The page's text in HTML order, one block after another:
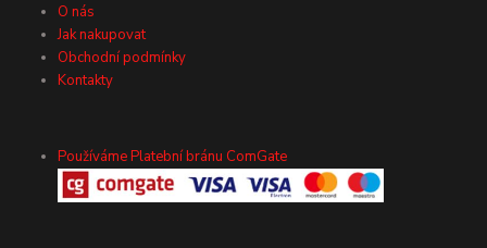
O nás
Jak nakupovat
Obchodní podmínky
Kontakty
Používáme Platební bránu ComGate